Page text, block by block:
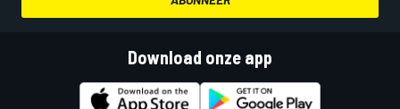
Download onze app